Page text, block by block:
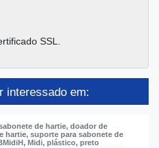
SSL.
interessado em:
de hartie, doador de
hartie, suporte para sabonete de
Midi, plástico, preto